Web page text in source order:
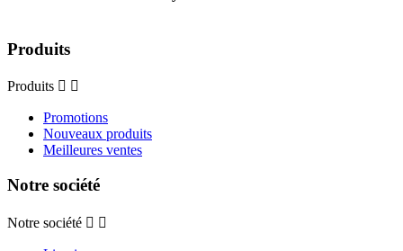
Produits
Produits  
Promotions
Nouveaux produits
Meilleures ventes
Notre société
Notre société  